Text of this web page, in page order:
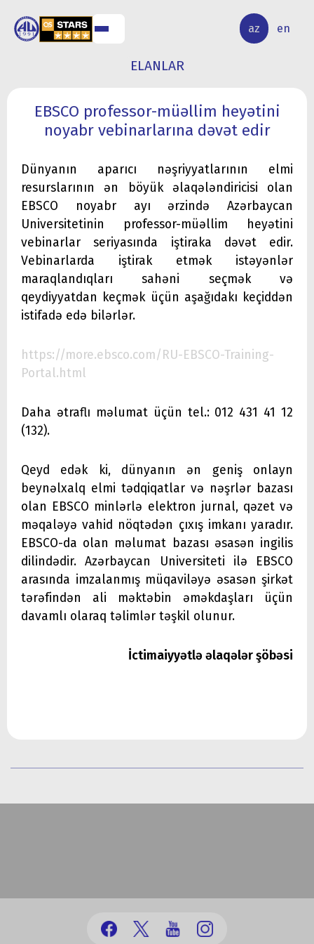
az en
ELMİ
TƏDQİQAT
ELANLAR
EBSCO professor-müəllim heyətini
noyabr vebinarlarına dəvət edir
Dünyanın aparıcı nəşriyyatlarının elmi
resurslarının ən böyük əlaqələndiricisi olan
EBSCO noyabr ayı ərzində Azərbaycan
Universitetinin professor-müəllim heyətini
vebinarlar seriyasında iştiraka dəvət edir.
Vebinarlarda iştirak etmək istəyənlər
maraqlandıqları sahəni seçmək və
qeydiyyatdan keçmək üçün aşağıdakı keçiddən
istifadə edə bilərlər.
https://more.ebsco.com/RU-EBSCO-Training-
Portal.html
Daha ətraflı məlumat üçün tel.: 012 431 41 12
(132).
Qeyd edək ki, dünyanın ən geniş onlayn
beynəlxalq elmi tədqiqatlar və nəşrlər bazası
olan EBSCO minlərlə elektron jurnal, qəzet və
məqaləyə vahid nöqtədən çıxış imkanı yaradır.
EBSCO-da olan məlumat bazası əsasən ingilis
dilindədir. Azərbaycan Universiteti ilə EBSCO
arasında imzalanmış müqaviləyə əsasən şirkət
tərəfindən ali məktəbin əməkdaşları üçün
davamlı olaraq təlimlər təşkil olunur.
İctimaiyyətlə əlaqələr şöbəsi